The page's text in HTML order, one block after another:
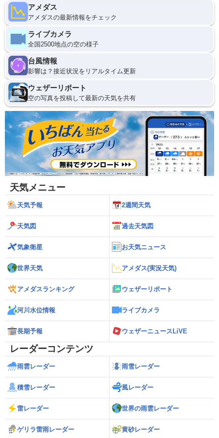
アメダス
アメダスの最新情報をチェック
ライブカメラ
全国2500地点の空の様子
台風情報
影響は？接近状況をリアルタイム更新
ウェザーリポート
空の写真を投稿して最新の天気を共有
天気メニュー
天気予報 2週間天気
天気図 過去天気図
気象衛星 お天気ニュース
世界天気 アメダス(実況天気)
アメダスランキング ウェザーリポート
河川水位情報 ライブカメラ
長期予報 ウェザーニュースLiVE
レーダーコンテンツ
雨雲レーダー 雨雪レーダー
積雪レーダー 風レーダー
雷レーダー 世界の雨雲レーダー
ゲリラ雷雨レーダー 黄砂レーダー